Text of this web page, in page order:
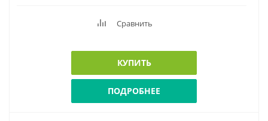
Сравнить
КУПИТЬ
ПОДРОБНЕЕ